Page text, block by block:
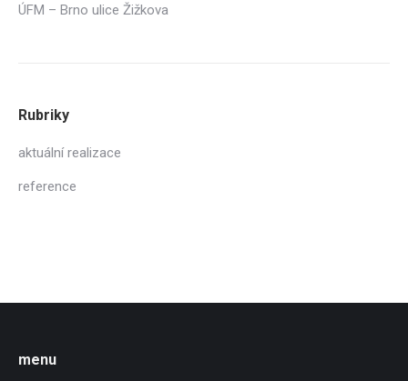
ÚFM – Brno ulice Žižkova
Rubriky
aktuální realizace
reference
menu